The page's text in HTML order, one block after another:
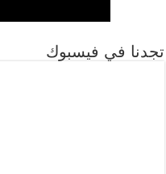
تجدنا في فيسبوك